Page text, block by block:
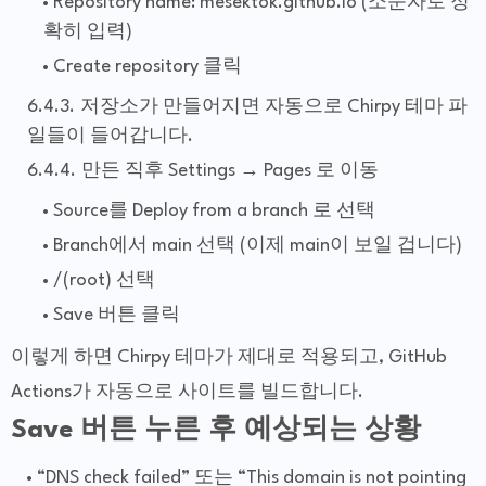
확히 입력)
Create repository 클릭
저장소가 만들어지면 자동으로 Chirpy 테마 파
일들이 들어갑니다.
만든 직후 Settings → Pages 로 이동
Source를 Deploy from a branch 로 선택
Branch에서 main 선택 (이제 main이 보일 겁니다)
/(root) 선택
Save 버튼 클릭
이렇게 하면 Chirpy 테마가 제대로 적용되고, GitHub
Actions가 자동으로 사이트를 빌드합니다.
Save 버튼 누른 후 예상되는 상황
“DNS check failed” 또는 “This domain is not pointing